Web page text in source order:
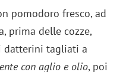
pomodoro fresco, ad
prima delle cozze,
datterini tagliati a
con aglio e olio, poi